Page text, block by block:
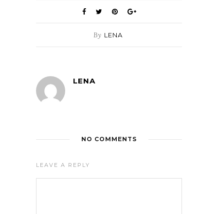
By LENA
LENA
NO COMMENTS
LEAVE A REPLY